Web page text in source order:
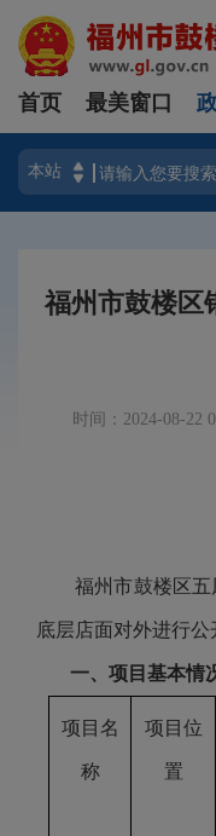
首页 最美窗口
福州市鼓楼区
时间：2024-08-22
福州市鼓楼区五
底层店面对外进行公
一、项目基本情
项目名
称
项目位
置